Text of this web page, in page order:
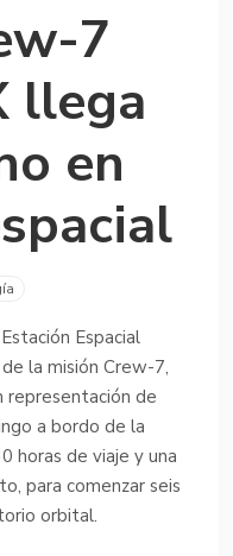
7
llega
en
Espacial
la misión Crew-7,
representación de
a bordo de la
horas de viaje y una
para comenzar seis
orbital.